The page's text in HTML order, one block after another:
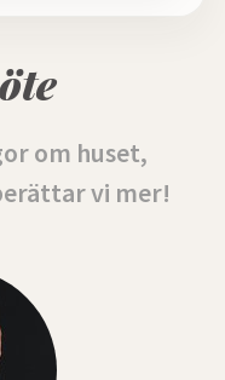
om huset,
vi mer!